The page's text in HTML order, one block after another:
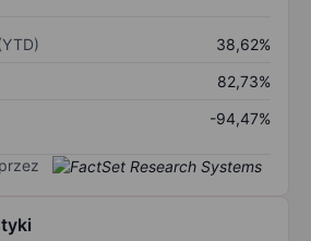
38,62%
82,73%
-94,47%